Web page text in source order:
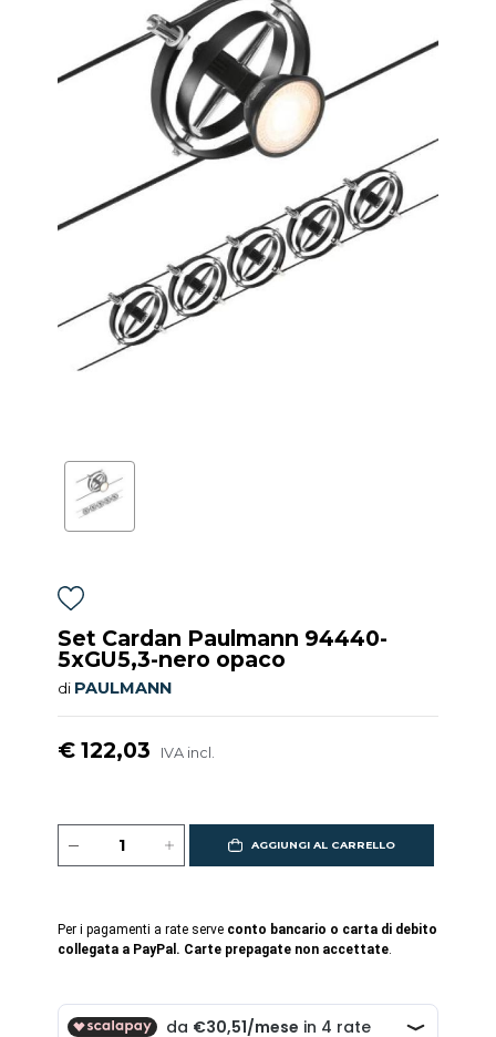
Set Cardan Paulmann 94440-
5xGU5,3-nero opaco
di PAULMANN
€ 122,03 IVA incl.
AGGIUNGI AL CARRELLO
Per i pagamenti a rate serve conto bancario o carta di debito
collegata a PayPal. Carte prepagate non accettate